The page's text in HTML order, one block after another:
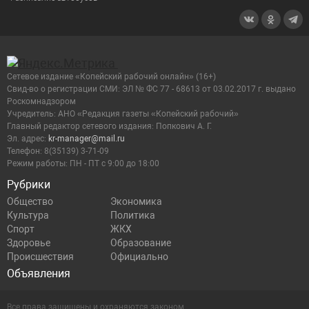
Рубрики
Общество
Экономика
Культура
Политика
Спорт
ЖКХ
Здоровье
Образование
Происшествия
Официально
Объявления
Сетевое издание «Копейский рабочий онлайн» (16+)
Cвид-во о регистрации СМИ: ЭЛ № ФС 77 - 68613 от 03.02.2017 г. выдано
Роскомнадзором
Учредитель: АНО «Редакция газеты «Копейский рабочий»
Главный редактор сетевого издания: Попкович А. Г.
Эл. адрес: kr-manager@mail.ru
Телефон: 8(35139) 3-71-09
Режим работы: ПН - ПТ с 9:00 до 18:00
Все права защищены и охраняются законом.